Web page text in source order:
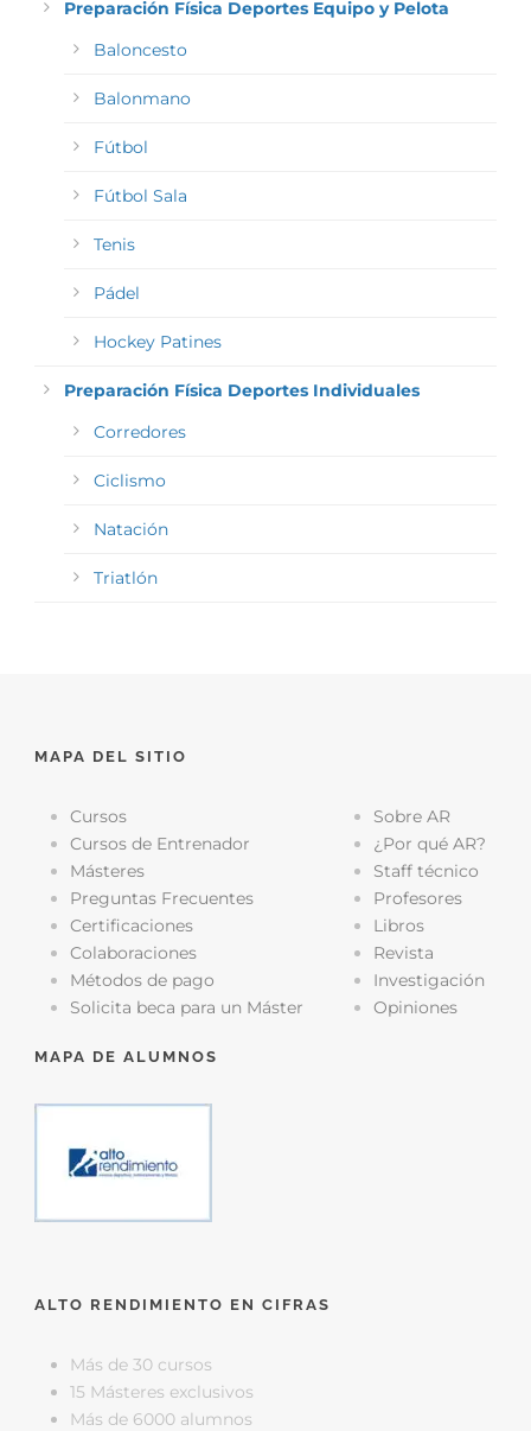
Preparación Física Deportes Equipo y Pelota
Baloncesto
Balonmano
Fútbol
Fútbol Sala
Tenis
Pádel
Hockey Patines
Preparación Física Deportes Individuales
Corredores
Ciclismo
Natación
Triatlón
MAPA DEL SITIO
Cursos
Cursos de Entrenador
Másteres
Preguntas Frecuentes
Certificaciones
Colaboraciones
Métodos de pago
Solicita beca para un Máster
Sobre AR
¿Por qué AR?
Staff técnico
Profesores
Libros
Revista
Investigación
Opiniones
MAPA DE ALUMNOS
ALTO RENDIMIENTO EN CIFRAS
Más de 30 cursos
15 Másteres exclusivos
Más de 6000 alumnos